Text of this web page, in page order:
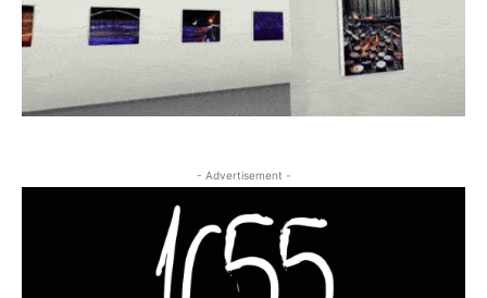
- Advertisement -